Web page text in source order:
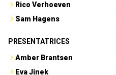
Rico Verhoeven
Sam Hagens
PRESENTATRICES
Amber Brantsen
Eva Jinek